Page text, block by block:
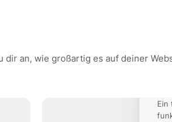
an, wie großartig es auf deiner
Ein